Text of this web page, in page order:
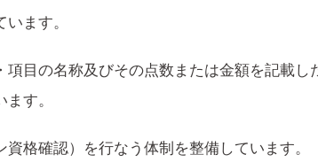
ます。
項目の名称及びその点数または金額を記載
す。
資格確認）を行なう体制を整備しています。